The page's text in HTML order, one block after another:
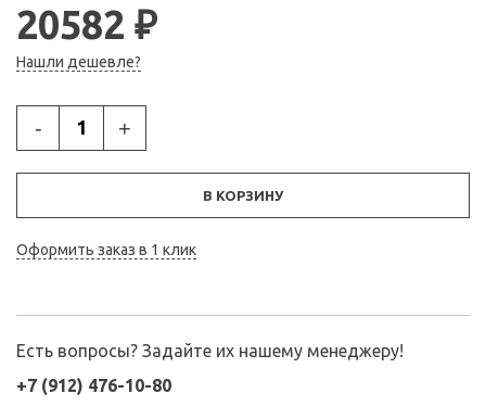
20582 ₽
Нашли дешевле?
- +
В КОРЗИНУ
Оформить заказ в 1 клик
Есть вопросы? Задайте их нашему менеджеру!
+7 (912) 476-10-80